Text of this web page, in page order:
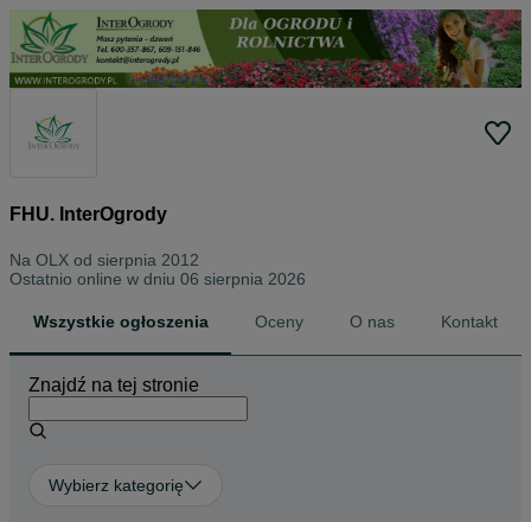
FHU. InterOgrody
Na OLX od sierpnia 2012
Ostatnio online w dniu 06 sierpnia 2026
Wszystkie ogłoszenia Oceny O nas Kontakt
Znajdź na tej stronie
Wybierz kategorię